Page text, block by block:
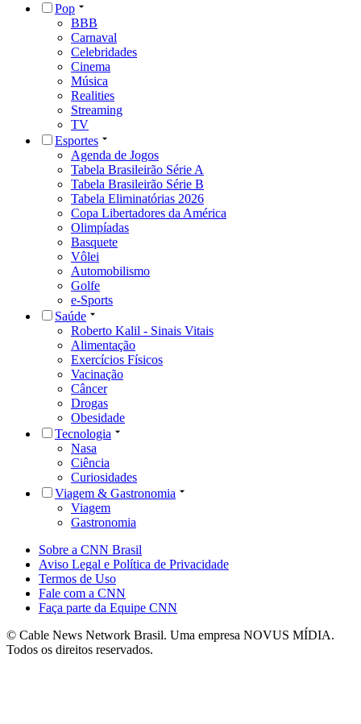
Pop
BBB
Carnaval
Celebridades
Cinema
Música
Realities
Streaming
TV
Esportes
Agenda de Jogos
Tabela Brasileirão Série A
Tabela Brasileirão Série B
Tabela Eliminatórias 2026
Copa Libertadores da América
Olimpíadas
Basquete
Vôlei
Automobilismo
Golfe
e-Sports
Saúde
Roberto Kalil - Sinais Vitais
Alimentação
Exercícios Físicos
Vacinação
Câncer
Drogas
Obesidade
Tecnologia
Nasa
Ciência
Curiosidades
Viagem & Gastronomia
Viagem
Gastronomia
Sobre a CNN Brasil
Aviso Legal e Política de Privacidade
Termos de Uso
Fale com a CNN
Faça parte da Equipe CNN
© Cable News Network Brasil. Uma empresa NOVUS MÍDIA.
Todos os direitos reservados.